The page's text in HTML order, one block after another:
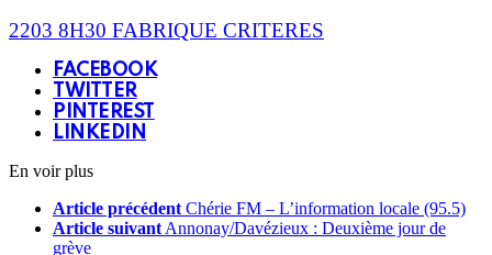
2203 8H30 FABRIQUE CRITERES
FACEBOOK
TWITTER
PINTEREST
LINKEDIN
En voir plus
Article précédent Chérie FM – L’information locale (95.5)
Article suivant Annonay/Davézieux : Deuxième jour de
grève